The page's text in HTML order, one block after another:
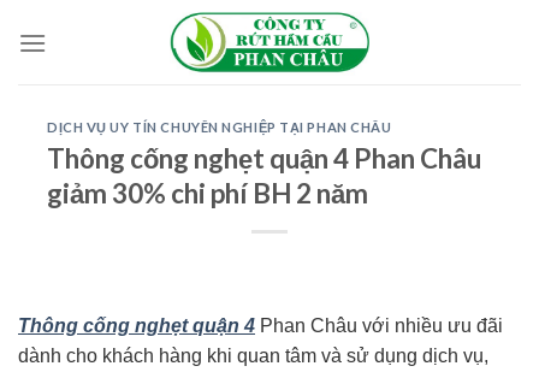
DỊCH VỤ UY TÍN CHUYÊN NGHIỆP TẠI PHAN CHÂU
Thông cống nghẹt quận 4 Phan Châu
giảm 30% chi phí BH 2 năm
Thông cống nghẹt quận 4 Phan Châu với nhiều ưu đãi
dành cho khách hàng khi quan tâm và sử dụng dịch vụ,